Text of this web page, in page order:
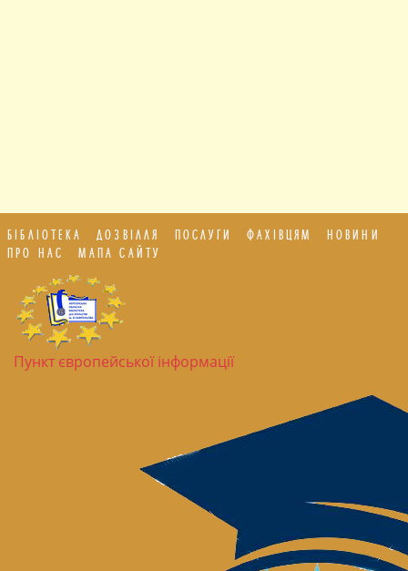
БІБЛІОТЕКА ДОЗВІЛЛЯ ПОСЛУГИ ФАХІВЦЯМ
НОВИНИ
ПРО НАС
МАПА САЙТУ
Пункт європейської інформації